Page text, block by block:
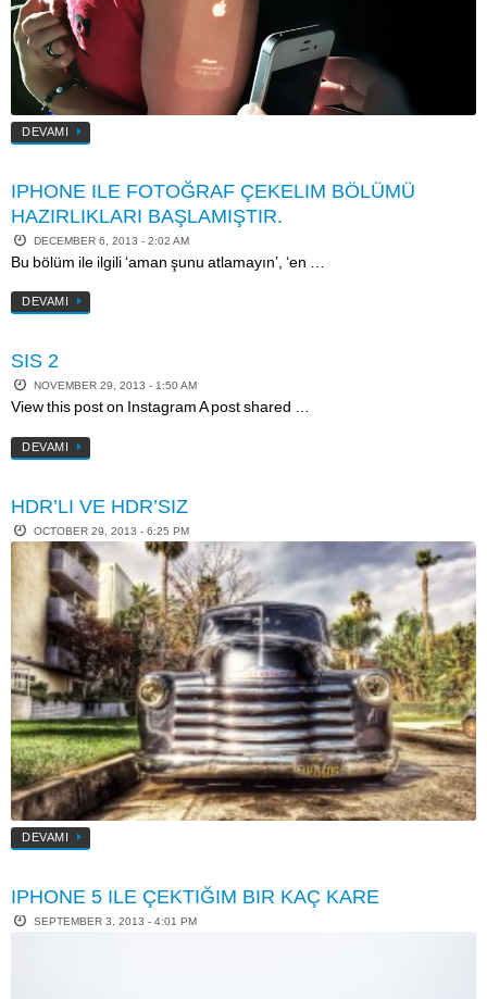
DEVAMI
IPHONE ILE FOTOĞRAF ÇEKELIM BÖLÜMÜ
HAZIRLIKLARI BAŞLAMIŞTIR.
DECEMBER 6, 2013 - 2:02 AM
Bu bölüm ile ilgili ‘aman şunu atlamayın’, ‘en …
DEVAMI
SIS 2
NOVEMBER 29, 2013 - 1:50 AM
View this post on Instagram A post shared …
DEVAMI
HDR’LI VE HDR’SIZ
OCTOBER 29, 2013 - 6:25 PM
DEVAMI
IPHONE 5 ILE ÇEKTIĞIM BIR KAÇ KARE
SEPTEMBER 3, 2013 - 4:01 PM